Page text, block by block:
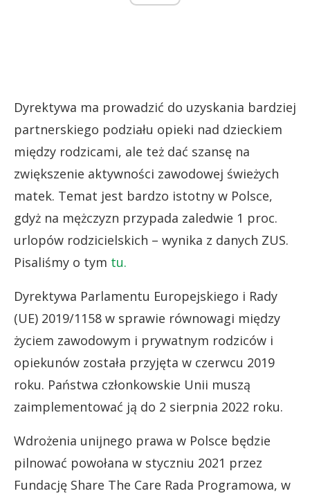
Dyrektywa ma prowadzić do uzyskania bardziej
partnerskiego podziału opieki nad dzieckiem
między rodzicami, ale też dać szansę na
zwiększenie aktywności zawodowej świeżych
matek. Temat jest bardzo istotny w Polsce,
gdyż na mężczyzn przypada zaledwie 1 proc.
urlopów rodzicielskich – wynika z danych ZUS.
Pisaliśmy o tym tu.
Dyrektywa Parlamentu Europejskiego i Rady
(UE) 2019/1158 w sprawie równowagi między
życiem zawodowym i prywatnym rodziców i
opiekunów została przyjęta w czerwcu 2019
roku. Państwa członkowskie Unii muszą
zaimplementować ją do 2 sierpnia 2022 roku.
Wdrożenia unijnego prawa w Polsce będzie
pilnować powołana w styczniu 2021 przez
Fundację Share The Care Rada Programowa, w